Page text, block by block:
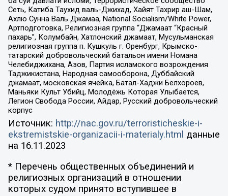
Сеть, Катиба Таухид валь-Джихад, Хайят Тахрир аш-Шам,
Ахлю Сунна Валь Джамаа, National Socialism/White Power,
Артподготовка, Религиозная группа “Джамаат “Красный
пахарь”, Колумбайн, Хатлонский джамаат, Мусульманская
религиозная группа п. Кушкуль г. Оренбург, Крымско-
татарский добровольческий батальон имени Номана
Челебиджихана, Азов, Партия исламского возрождения
Таджикистана, Народная самооборона, Дуббайский
джамаат, московская ячейка, Батал-Хаджи Белхороев,
Маньяки Культ Убийц, Молодёжь Которая Улыбается,
Легион Свобода России, Айдар, Русский добровольческий
корпус
Источник: http://nac.gov.ru/terroristicheskie-i-
ekstremistskie-organizacii-i-materialy.html данные
на 16.11.2023
* Перечень общественных объединений и
религиозных организаций в отношении
которых судом принято вступившее в